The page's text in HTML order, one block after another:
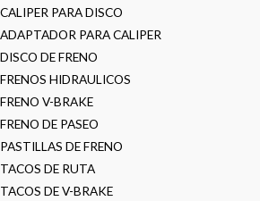
CALIPER PARA DISCO
ADAPTADOR PARA CALIPER
DISCO DE FRENO
FRENOS HIDRAULICOS
FRENO V-BRAKE
FRENO DE PASEO
PASTILLAS DE FRENO
TACOS DE RUTA
TACOS DE V-BRAKE